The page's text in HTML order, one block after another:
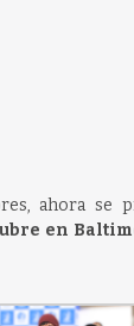
ahora se
en